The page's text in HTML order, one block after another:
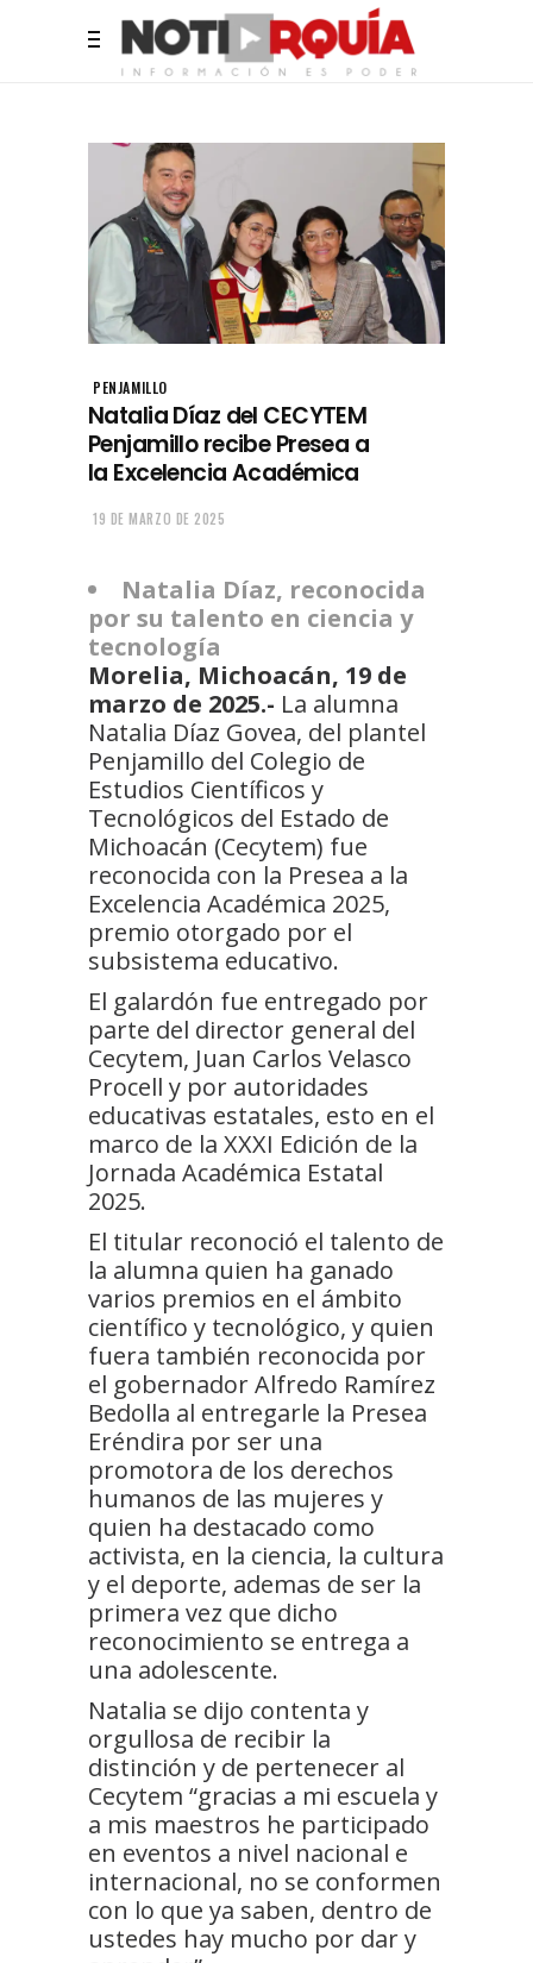
PENJAMILLO
Natalia Díaz del CECYTEM
Penjamillo recibe Presea a
la Excelencia Académica
19 DE MARZO DE 2025
Natalia Díaz, reconocida
por su talento en ciencia y
tecnología
Morelia, Michoacán, 19 de
marzo de 2025.- La alumna
Natalia Díaz Govea, del plantel
Penjamillo del Colegio de
Estudios Científicos y
Tecnológicos del Estado de
Michoacán (Cecytem) fue
reconocida con la Presea a la
Excelencia Académica 2025,
premio otorgado por el
subsistema educativo.
El galardón fue entregado por
parte del director general del
Cecytem, Juan Carlos Velasco
Procell y por autoridades
educativas estatales, esto en el
marco de la XXXI Edición de la
Jornada Académica Estatal
2025.
El titular reconoció el talento de
la alumna quien ha ganado
varios premios en el ámbito
científico y tecnológico, y quien
fuera también reconocida por
el gobernador Alfredo Ramírez
Bedolla al entregarle la Presea
Eréndira por ser una
promotora de los derechos
humanos de las mujeres y
quien ha destacado como
activista, en la ciencia, la cultura
y el deporte, ademas de ser la
primera vez que dicho
reconocimiento se entrega a
una adolescente.
Natalia se dijo contenta y
orgullosa de recibir la
distinción y de pertenecer al
Cecytem “gracias a mi escuela y
a mis maestros he participado
en eventos a nivel nacional e
internacional, no se conformen
con lo que ya saben, dentro de
ustedes hay mucho por dar y